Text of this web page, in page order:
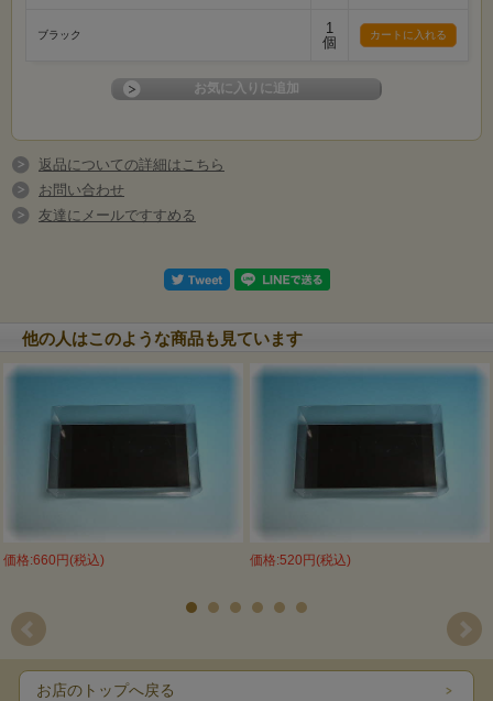
ブラック
1
個
返品についての詳細はこちら
お問い合わせ
友達にメールですすめる
他の人はこのような商品も見ています
価格:660円(税込) 価格:520円(税込)
お店のトップへ戻る